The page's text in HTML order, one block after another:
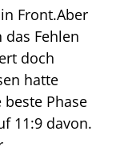
Front.Aber
Fehlen
doch
hatte
Phase
11:9 davon.